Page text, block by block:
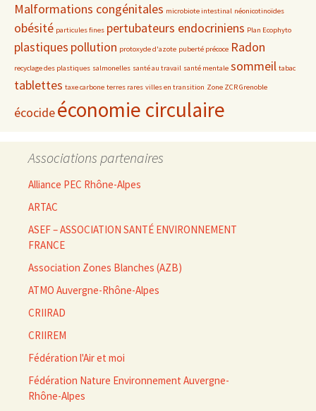
Malformations congénitales microbiote intestinal néonicotinoïdes
obésité particules fines pertubateurs endocriniens Plan Ecophyto
plastiques pollution protoxyde d'azote puberté précoce Radon
recyclage des plastiques salmonelles santé au travail santé mentale sommeil tabac
tablettes taxe carbone terres rares villes en transition Zone ZCR Grenoble
écocideéconomie circulaire
Associations partenaires
Alliance PEC Rhône-Alpes
ARTAC
ASEF – ASSOCIATION SANTÉ ENVIRONNEMENT
FRANCE
Association Zones Blanches (AZB)
ATMO Auvergne-Rhône-Alpes
CRIIRAD
CRIIREM
Fédération l'Air et moi
Fédération Nature Environnement Auvergne-
Rhône-Alpes